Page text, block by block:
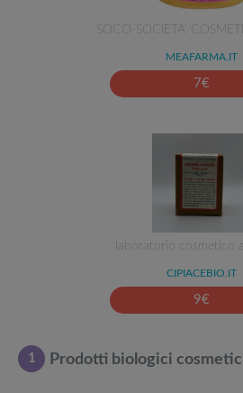
SOCO-SOCIETA'
MEAFARMA.IT
7€
laboratorio cosmetico
CIPIACEBIO.IT
9€
1 Prodotti biologici